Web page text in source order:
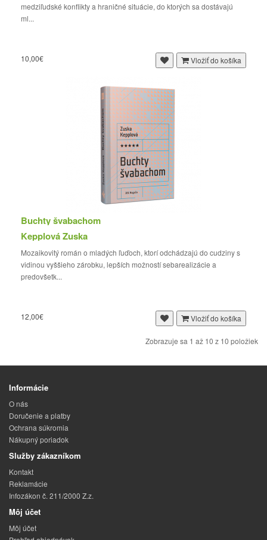
medziľudské konflikty a hraničné situácie, do ktorých sa dostávajú
ml...
10,00€ Vložiť do košíka
Buchty švabachom
Kepplová Zuska
Mozaikovitý román o mladých ľuďoch, ktorí odchádzajú do cudziny s
vidinou vyššieho zárobku, lepších možností sebarealizácie a
predovšetk...
12,00€ Vložiť do košíka
Zobrazuje sa 1 až 10 z 10 položiek
Informácie
O nás
Doručenie a platby
Ochrana súkromia
Nákupný poriadok
Služby zákazníkom
Kontakt
Reklamácie
Infozákon č. 211/2000 Z.z.
Môj účet
Môj účet